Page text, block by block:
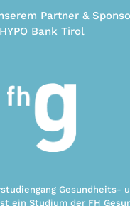
Partner &
HYPO Bank Tirol
Gesundheits-
ein Studium der FH